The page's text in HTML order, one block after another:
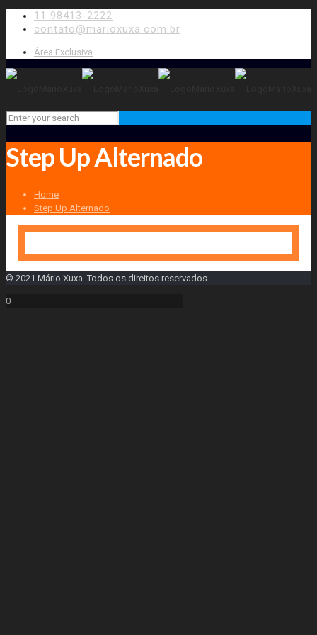
11 98413-2222
contato@marioxuxa.com.br
Área Exclusiva
Step Up Alternado
Home
Step Up Alternado
© 2021 Mário Xuxa. Todos os direitos reservados.
0